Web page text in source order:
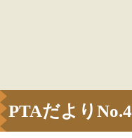
PTAだよりNo.4